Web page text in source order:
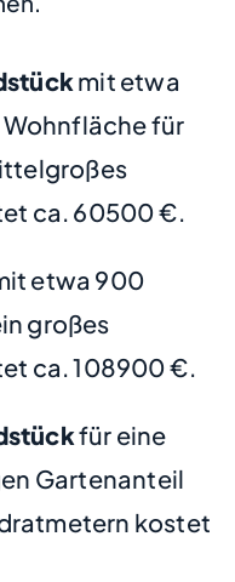
mit etwa
für
ca. 60500 €.
etwa 900
großes
ca. 108900 €.
für eine
Gartenanteil
kostet